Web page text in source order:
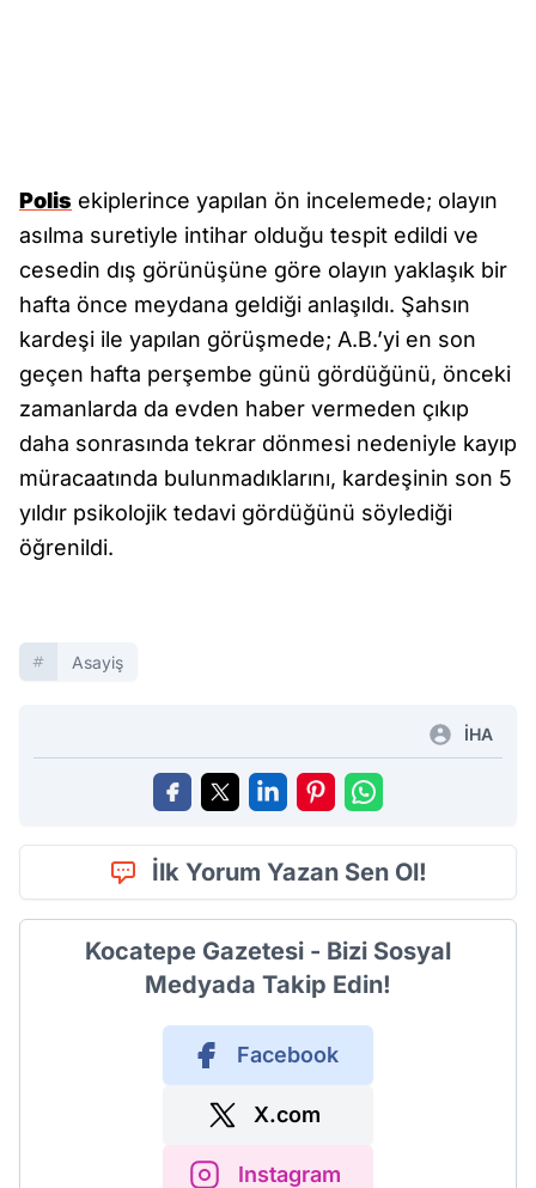
Polis ekiplerince yapılan ön incelemede; olayın
asılma suretiyle intihar olduğu tespit edildi ve
cesedin dış görünüşüne göre olayın yaklaşık bir
hafta önce meydana geldiği anlaşıldı. Şahsın
kardeşi ile yapılan görüşmede; A.B.’yi en son
geçen hafta perşembe günü gördüğünü, önceki
zamanlarda da evden haber vermeden çıkıp
daha sonrasında tekrar dönmesi nedeniyle kayıp
müracaatında bulunmadıklarını, kardeşinin son 5
yıldır psikolojik tedavi gördüğünü söylediği
öğrenildi.
Asayiş
İHA
İlk Yorum Yazan Sen Ol!
Kocatepe Gazetesi - Bizi Sosyal
Medyada Takip Edin!
Facebook
X.com
Instagram